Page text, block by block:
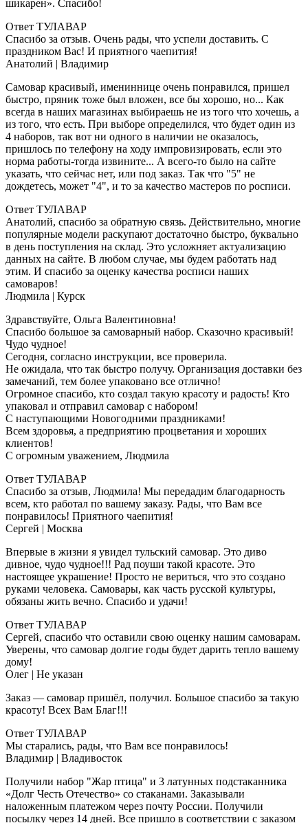
шикарен». Спасибо!
Ответ ТУЛАВАР
Спасибо за отзыв. Очень рады, что успели доставить. С
праздником Вас! И приятного чаепития!
Анатолий | Владимир
Самовар красивый, имениннице очень понравился, пришел
быстро, пряник тоже был вложен, все бы хорошо, но... Как
всегда в наших магазинах выбираешь не из того что хочешь, а
из того, что есть. При выборе определился, что будет один из
4 наборов, так вот ни одного в наличии не оказалось,
пришлось по телефону на ходу импровизировать, если это
норма работы-тогда извините... А всего-то было на сайте
указать, что сейчас нет, или под заказ. Так что "5" не
дождетесь, может "4", и то за качество мастеров по росписи.
Ответ ТУЛАВАР
Анатолий, спасибо за обратную связь. Действительно, многие
популярные модели раскупают достаточно быстро, буквально
в день поступления на склад. Это усложняет актуализацию
данных на сайте. В любом случае, мы будем работать над
этим. И спасибо за оценку качества росписи наших
самоваров!
Людмила | Курск
Здравствуйте, Ольга Валентиновна!
Спасибо большое за самоварный набор. Сказочно красивый!
Чудо чудное!
Сегодня, согласно инструкции, все проверила.
Не ожидала, что так быстро получу. Организация доставки без
замечаний, тем более упаковано все отлично!
Огромное спасибо, кто создал такую красоту и радость! Кто
упаковал и отправил самовар с набором!
С наступающими Новогодними праздниками!
Всем здоровья, а предприятию процветания и хороших
клиентов!
С огромным уважением, Людмила
Ответ ТУЛАВАР
Спасибо за отзыв, Людмила! Мы передадим благодарность
всем, кто работал по вашему заказу. Рады, что Вам все
понравилось! Приятного чаепития!
Сергей | Москва
Впервые в жизни я увидел тульский самовар. Это диво
дивное, чудо чудное!!! Рад поуши такой красоте. Это
настоящее украшение! Просто не вериться, что это создано
руками человека. Самовары, как часть русской культуры,
обязаны жить вечно. Спасибо и удачи!
Ответ ТУЛАВАР
Сергей, спасибо что оставили свою оценку нашим самоварам.
Уверены, что самовар долгие годы будет дарить тепло вашему
дому!
Олег | Не указан
Заказ — самовар пришёл, получил. Большое спасибо за такую
красоту! Всех Вам Благ!!!
Ответ ТУЛАВАР
Мы старались, рады, что Вам все понравилось!
Владимир | Владивосток
Получили набор "Жар птица" и 3 латунных подстаканника
«Долг Честь Отечество» со стаканами. Заказывали
наложенным платежом через почту России. Получили
посылку через 14 дней. Все пришло в соответствии с заказом